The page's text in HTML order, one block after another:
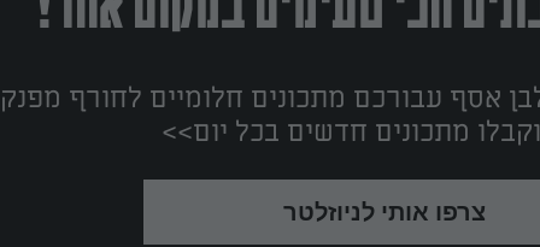
הכי טעימים במקום אחד!
אסף עבורכם מתכונים חלומיים לחורף
מתכונים חדשים בכל יום>>
צרפו אותי לניוזלטר